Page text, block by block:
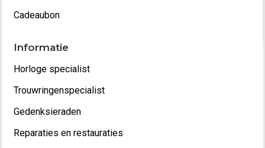
Cadeaubon
Informatie
Horloge specialist
Trouwringenspecialist
Gedenksieraden
Reparaties en restauraties